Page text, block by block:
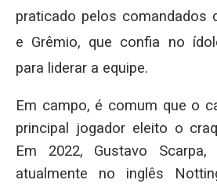
praticado pelos comandados
e Grêmio, que confia no
para liderar a equipe.
Em campo, é comum que o
principal jogador eleito o
Em 2022, Gustavo Scarpa,
atualmente no inglês